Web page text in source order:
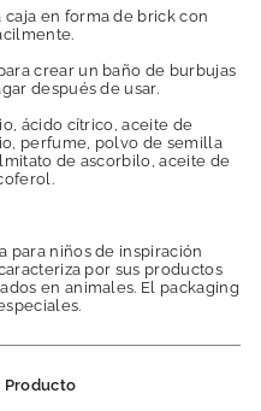
en forma de brick con
crear un baño de burbujas
después de usar.
ácido cítrico, aceite de
perfume, polvo de semilla
de ascorbilo, aceite de
para niños de inspiración
por sus productos
en animales. El packaging
Producto